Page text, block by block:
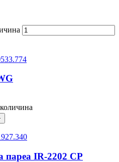
IR-2202 CP